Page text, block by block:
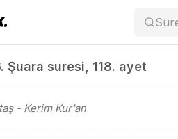
Şuara suresi 118. ayet
- Kerim Kur'an